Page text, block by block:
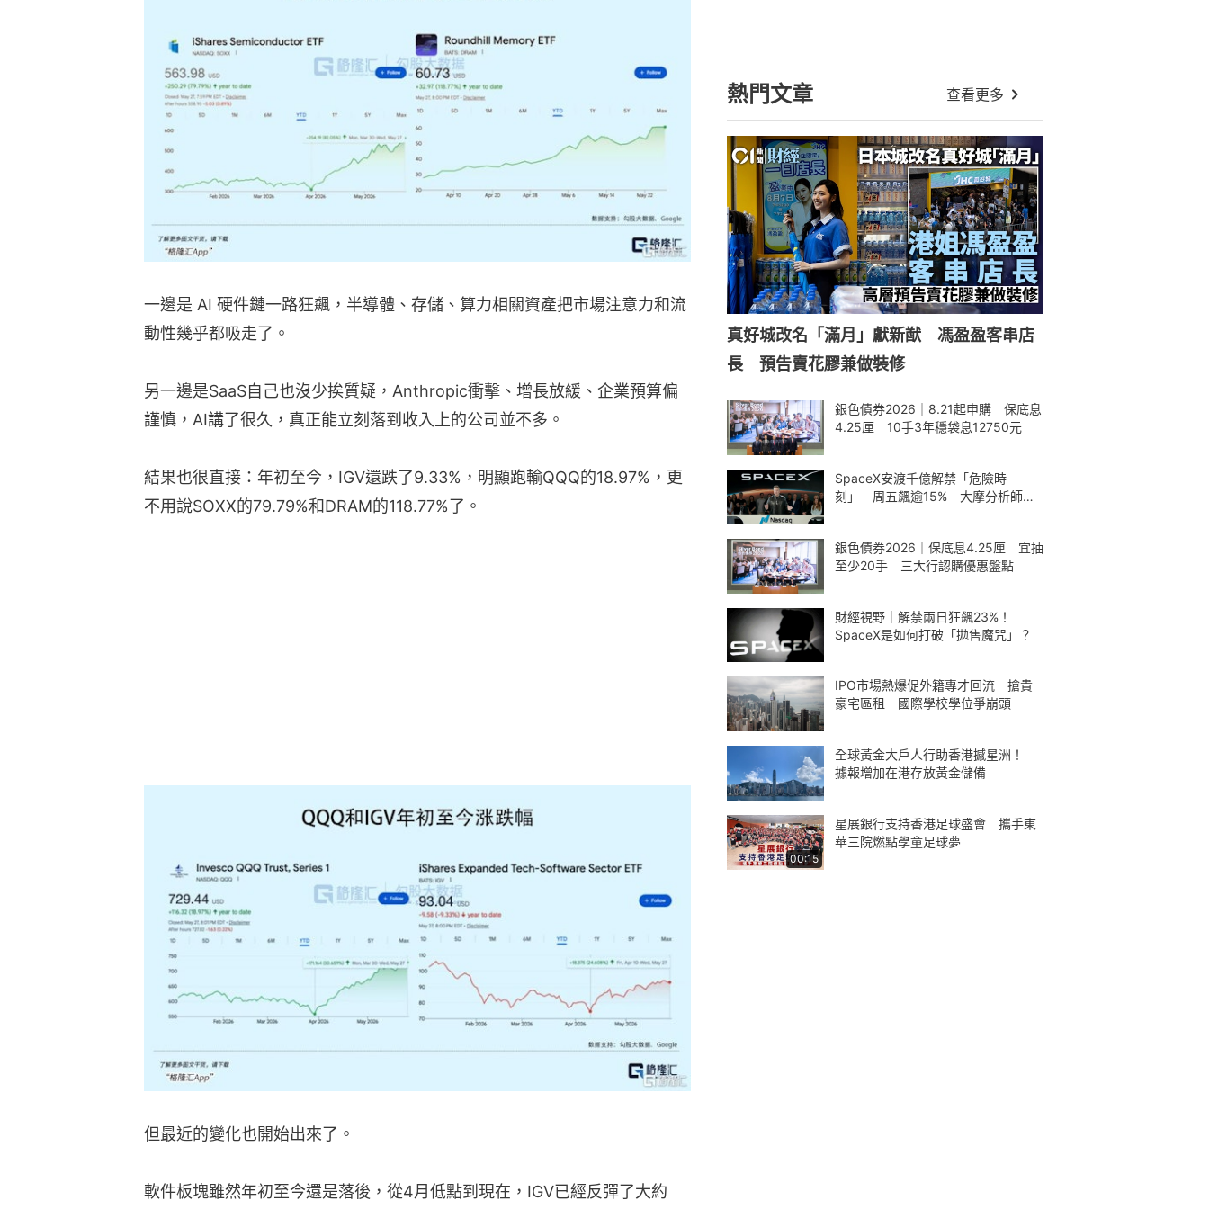
一邊是 AI 硬件鏈一路狂飆，半導體、存儲、算力相關資產把市場注意力和流
動性幾乎都吸走了。
另一邊是SaaS自己也沒少挨質疑，Anthropic衝擊、增長放緩、企業預算偏
謹慎，AI講了很久，真正能立刻落到收入上的公司並不多。
結果也很直接：年初至今，IGV還跌了9.33%，明顯跑輸QQQ的18.97%，更
不用說SOXX的79.79%和DRAM的118.77%了。
但最近的變化也開始出來了。
軟件板塊雖然年初至今還是落後，從4月低點到現在，IGV已經反彈了大約
熱門文章 查看更多
真好城改名「滿月」獻新猷 馮盈盈客串店
長 預告賣花膠兼做裝修
銀色債券2026｜8.21起申購 保底息
4.25厘 10手3年穩袋息12750元
SpaceX安渡千億解禁「危險時
刻」 周五飆逾15% 大摩分析師神
銀色債券2026｜保底息4.25厘 宜抽
至少20手 三大行認購優惠盤點
財經視野｜解禁兩日狂飆23%！
SpaceX是如何打破「拋售魔咒」？
IPO市場熱爆促外籍專才回流 搶貴
豪宅區租 國際學校學位爭崩頭
全球黃金大戶人行助香港撼星洲！
據報增加在港存放黃金儲備
00:15
星展銀行支持香港足球盛會 攜手東
華三院燃點學童足球夢